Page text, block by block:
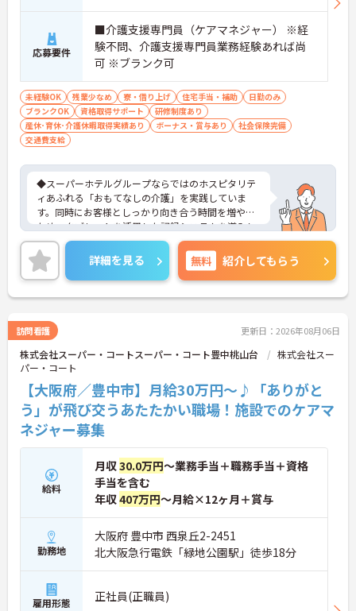
応募要件
■介護支援専門員（ケアマネジャー） ※経
験不問、介護支援専門員業務経験あれば尚
可 ※ブランク可
未経験OK 残業少なめ 寮・借り上げ 住宅手当・補助
日勤のみ
ブランクOK
資格取得サポート
研修制度あり
産休･育休･介護休暇取得実績あり
ボーナス・賞与あり
社会保険完備
交通費支給
◆スーパーホテルグループならではのホスピタリテ
ィあふれる「おもてなしの介護」を実践していま
す。同時にお客様としっかり向き合う時間を増やす
ため、タブレットを活用した記録システムを導入し
て業務の効率化も進めています。お客様一人ひとり
の人生に深く寄り添えるやりがいのあるお仕事で
す。
◆部署や施設を超えてスタッフ同士で「ありがと
う」のバッジを送り合える「サンクスバッジ」制度
が行き交うほど活発で、日々の感謝を大切にする文
化が根付いています。風通しが良く親身になってく
れる仲間が多いので、壁にぶつかっても安心して相
談できるあたたかい雰囲気です。
◆プロの介護集団を目指す独自の介護技術認定制度
「ケアマイスター」あり！また半年に1回「目標管
理シート」を作成し、月に1回上司と面談を行うこ
とで、自身の成長をしっかり実感しながら働けま
す。
詳細を見る 無料 紹介してもらう
訪問看護 更新日：2026年08月06日
株式会社スーパー・コートスーパー・コート豊中桃山台
株式会社スー
パー・コート
【大阪府／豊中市】月給30万円～♪「ありがと
う」が飛び交うあたたかい職場！施設でのケアマ
ネジャー募集
給料
月収30.0万円～業務手当＋職務手当＋資格
手当を含む
年収407万円～月給×12ヶ月＋賞与
勤務地
大阪府 豊中市 西泉丘2-2451
北大阪急行電鉄「緑地公園駅」徒歩18分
雇用形態 正社員(正職員)